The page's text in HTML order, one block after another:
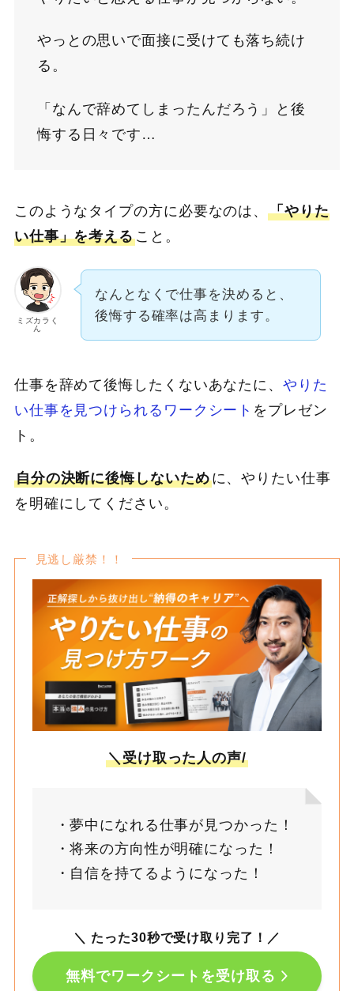
やっとの思いで面接に受けても落ち続け
る。
「なんで辞めてしまったんだろう」と後
悔する日々です…
このようなタイプの方に必要なのは、「やりた
い仕事」を考えること。
ミズカラく
ん
なんとなくで仕事を決めると、
後悔する確率は高まります。
仕事を辞めて後悔したくないあなたに、やりた
い仕事を見つけられるワークシート をプレゼン
ト。
自分の決断に後悔しないために、やりたい仕事
を明確にしてください。
見逃し厳禁！！
＼受け取った人の声/
夢中になれる仕事が見つかった！
将来の方向性が明確になった！
自信を持てるようになった！
＼ たった30秒で受け取り完了！ ／
無料でワークシートを受け取る